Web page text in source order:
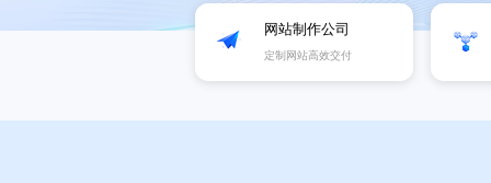
网站制作公司
定制网站高效交付